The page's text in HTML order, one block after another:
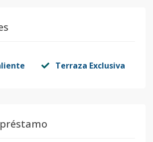
Terraza Exclusiva